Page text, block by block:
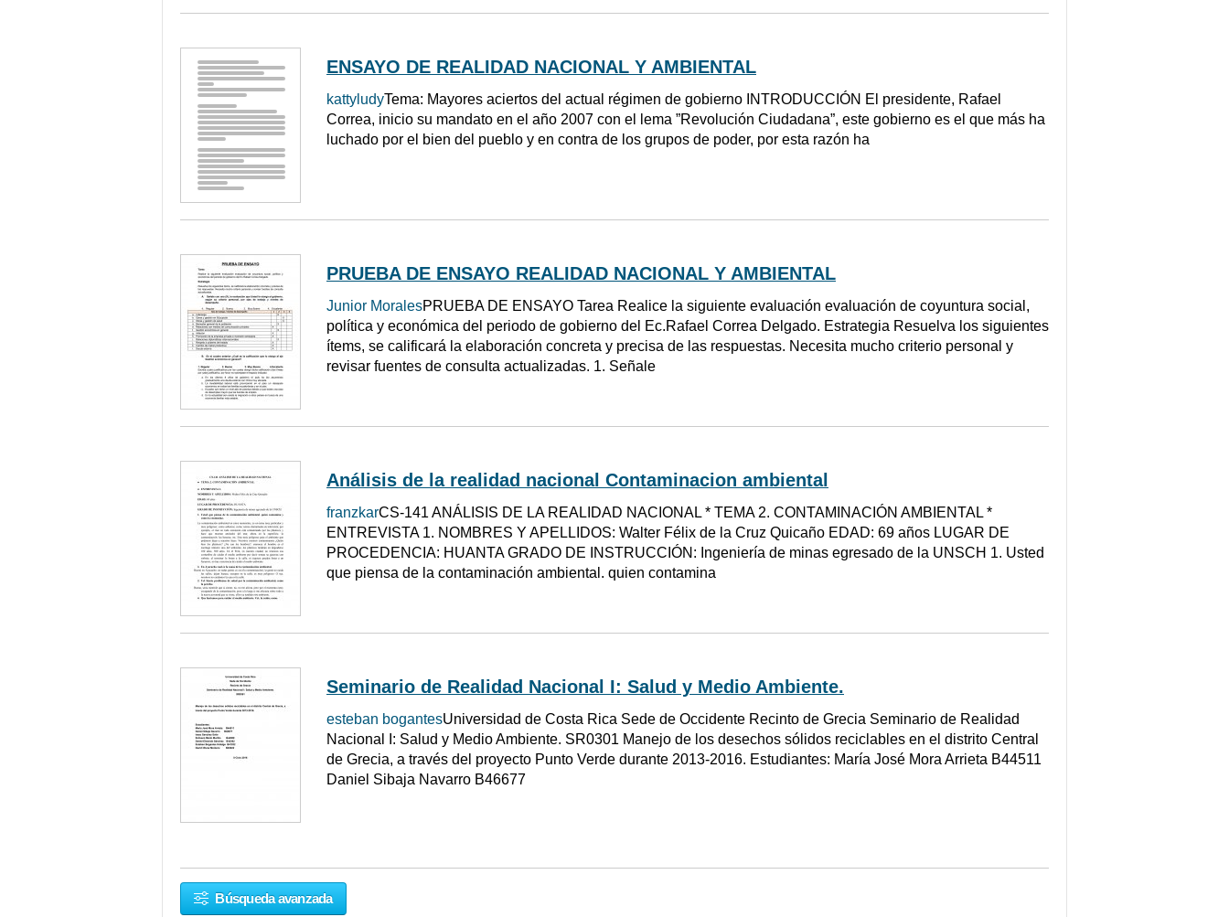
ENSAYO DE REALIDAD NACIONAL Y AMBIENTAL
kattyludyTema: Mayores aciertos del actual régimen de gobierno INTRODUCCIÓN El presidente, Rafael
Correa, inicio su mandato en el año 2007 con el lema ”Revolución Ciudadana”, este gobierno es el que más ha
luchado por el bien del pueblo y en contra de los grupos de poder, por esta razón ha
PRUEBA DE ENSAYO REALIDAD NACIONAL Y AMBIENTAL
Junior MoralesPRUEBA DE ENSAYO Tarea Realice la siguiente evaluación evaluación de coyuntura social,
política y económica del periodo de gobierno del Ec.Rafael Correa Delgado. Estrategia Resuelva los siguientes
ítems, se calificará la elaboración concreta y precisa de las respuestas. Necesita mucho criterio personal y
revisar fuentes de consulta actualizadas. 1. Señale
Análisis de la realidad nacional Contaminacion ambiental
franzkarCS-141 ANÁLISIS DE LA REALIDAD NACIONAL * TEMA 2. CONTAMINACIÓN AMBIENTAL *
ENTREVISTA 1. NOMBRES Y APELLIDOS: Walter Félix de la Cruz Quicaño EDAD: 69 años LUGAR DE
PROCEDENCIA: HUANTA GRADO DE INSTRUCCIÓN: Ingeniería de minas egresado de la UNSCH 1. Usted
que piensa de la contaminación ambiental. quien contamina
Seminario de Realidad Nacional I: Salud y Medio Ambiente.
esteban bogantesUniversidad de Costa Rica Sede de Occidente Recinto de Grecia Seminario de Realidad
Nacional I: Salud y Medio Ambiente. SR0301 Manejo de los desechos sólidos reciclables en el distrito Central
de Grecia, a través del proyecto Punto Verde durante 2013-2016. Estudiantes: María José Mora Arrieta B44511
Daniel Sibaja Navarro B46677
Búsqueda avanzada